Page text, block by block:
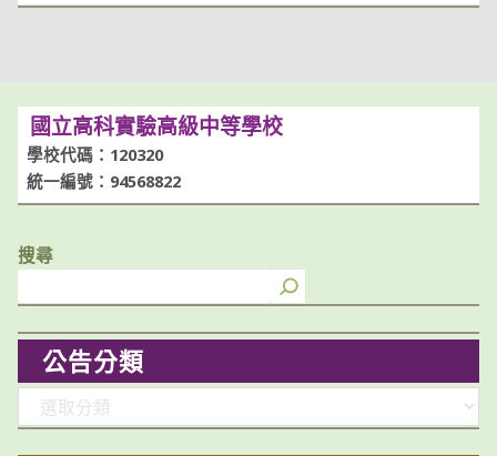
國立高科實驗高級中等學校
學校代碼：120320
統一編號：94568822
搜尋
公告分類
類